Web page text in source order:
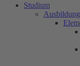
Studium
Ausbildung